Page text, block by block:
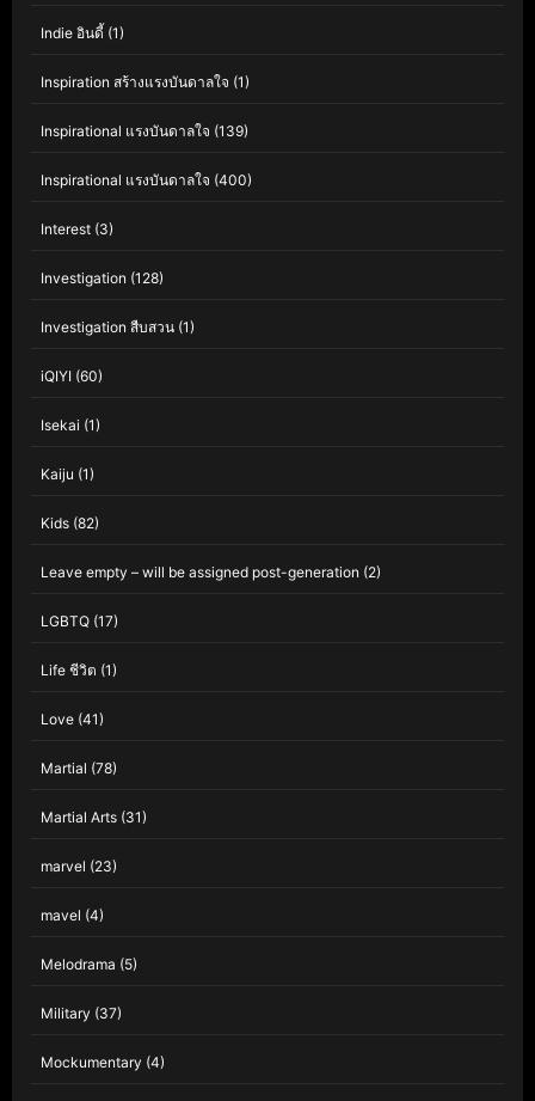
Indie อินดี้ (1)
Inspiration สร้างแรงบันดาลใจ (1)
Inspirational แรงบันดาลใจ (139)
Inspirational แรงบันดาลใจ (400)
Interest (3)
Investigation (128)
Investigation สืบสวน (1)
iQIYI (60)
Isekai (1)
Kaiju (1)
Kids (82)
Leave empty – will be assigned post-generation (2)
LGBTQ (17)
Life ชีวิต (1)
Love (41)
Martial (78)
Martial Arts (31)
marvel (23)
mavel (4)
Melodrama (5)
Military (37)
Mockumentary (4)